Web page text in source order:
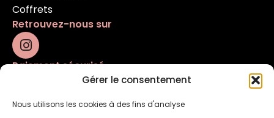
Gérer le consentement
Nous utilisons les cookies à des fins d'analyse
Coffrets
Retrouvez-nous sur
Paiement sécurisé